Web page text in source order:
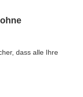
dass alle Ihre